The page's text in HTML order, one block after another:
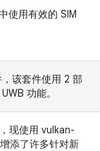
使用有效的 SIM
该套件使用 2 部
功能。
现使用 vulkan-
添了许多针对新